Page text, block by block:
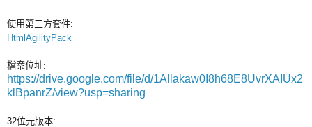
使用第三方套件:
HtmlAgilityPack
檔案位址:
https://drive.google.com/file/d/1Allakaw0I8h68E8UvrXAIUx2
klBpanrZ/view?usp=sharing
32位元版本: